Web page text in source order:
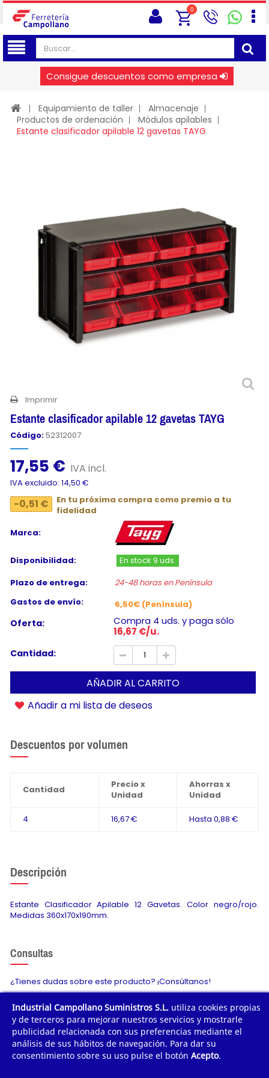
0
Consigue descuentos como empresa
Equipamiento de taller
Almacenaje
Productos de ordenación
Módulos apilables
Estante clasificador apilable 12 gavetas TAYG
Imprimir
Estante clasificador apilable 12 gavetas TAYG
Código:52312007
17,55 € IVA incl.
IVA excluido: 14,50 €
-0,51 €
En tu próxima compra como premio a tu
fidelidad
Marca:
Disponibilidad:
En stock 9 uds.
Plazo de entrega:
24-48 horas en Península
Gastos de envío:
6,50€ (Península)
Oferta:
Compra 4 uds. y paga sólo
16,67 €/u.
Cantidad:
AÑADIR AL CARRITO
Añadir a mi lista de deseos
Descuentos por volumen
Cantidad
Precio x
Unidad
Ahorras x
Unidad
4 16,67 € Hasta 0,88 €
Descripción
Estante Clasificador Apilable 12 Gavetas. Color negro/rojo.
Medidas 360x170x190mm.
Consultas
¿Tienes dudas sobre este producto? ¡Consúltanos!
Envíanos tu consulta
Industrial Campollano Suministros S.L. utiliza cookies propias
y de terceros para mejorar nuestros servicios y mostrarle
publicidad relacionada con sus preferencias mediante el
análisis de sus hábitos de navegación. Para dar su
consentimiento sobre su uso pulse el botón Acepto.